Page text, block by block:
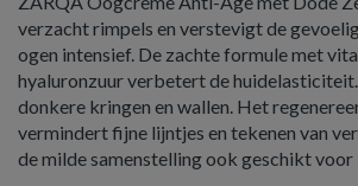
verzacht rimpels en verstevigt de
ogen intensief. De zachte formule met
hyaluronzuur verbetert de
donkere kringen en wallen. Het
vermindert fijne lijntjes en tekenen van
de milde samenstelling ook geschikt voor